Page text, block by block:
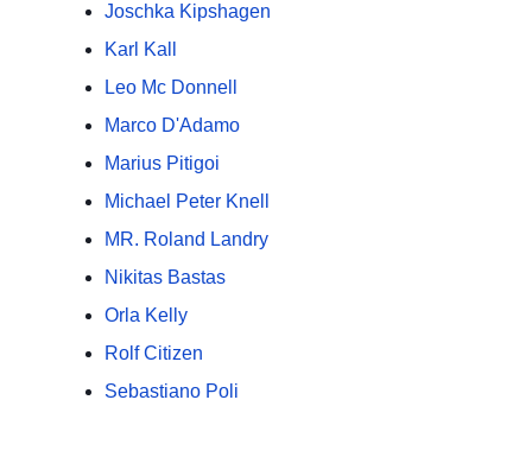
Joschka Kipshagen
Karl Kall
Leo Mc Donnell
Marco D'Adamo
Marius Pitigoi
Michael Peter Knell
MR. Roland Landry
Nikitas Bastas
Orla Kelly
Rolf Citizen
Sebastiano Poli